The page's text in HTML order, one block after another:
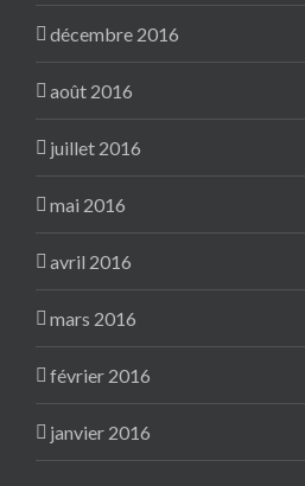
décembre 2016
août 2016
juillet 2016
mai 2016
avril 2016
mars 2016
février 2016
janvier 2016